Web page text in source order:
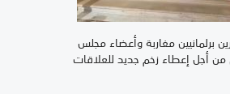
برلمانيين مغاربة وأعضاء مجلس
أجل إعطاء زخم جديد للعلاقات